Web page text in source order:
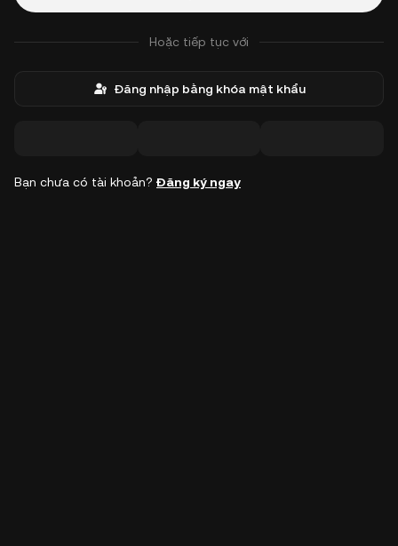
Hoặc tiếp tục với
Đăng nhập bằng khóa mật khẩu
Bạn chưa có tài khoản? Đăng ký ngay